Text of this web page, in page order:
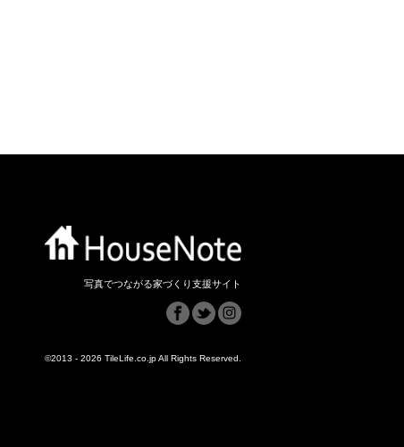
写真でつながる家づくり支援サイト
©2013 - 2026 TileLife.co.jp All Rights Reserved.